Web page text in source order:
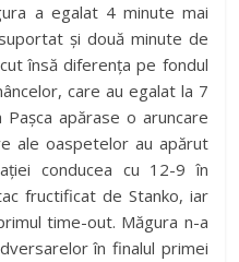
a egalat 4 minute mai
și două minute de
însă diferența pe fondul
care au egalat la 7
apărase o aruncare
ale oaspetelor au apărut
conducea cu 12-9 în
fructificat de Stanko, iar
time-out. Măgura n-a
în finalul primei